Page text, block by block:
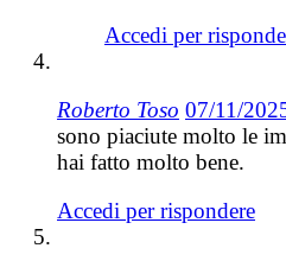
Accedi per
Roberto Toso 07/11/
sono piaciute molto le
hai fatto molto bene.
Accedi per rispondere